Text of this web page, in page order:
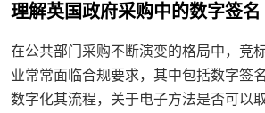
理解英国政府采购中的数字签名
在公共部门采购不断演变的格局中，竞
业常常面临合规要求，其中包括数字签
数字化其流程，关于电子方法是否可以